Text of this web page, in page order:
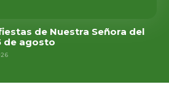
de Nuestra Señora del
de agosto